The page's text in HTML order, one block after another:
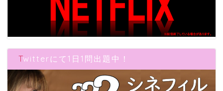
Twitterにて1日1問出題中！